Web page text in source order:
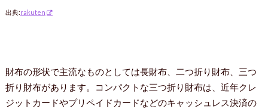
出典:rakuten
財布の形状で主流なものとしては長財布、二つ折り財布、三つ
折り財布があります。コンパクトな三つ折り財布は、近年クレ
ジットカードやプリペイドカードなどのキャッシュレス決済の